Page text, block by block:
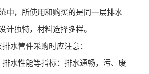
中，所使用和购买的是同一层排水
计独特，材料选择多样。
管件采购时应注意：
性能等指标：排水通畅，污、废